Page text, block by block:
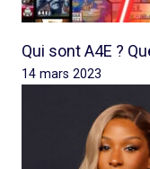
Qui sont A4E ?
14 mars 2023